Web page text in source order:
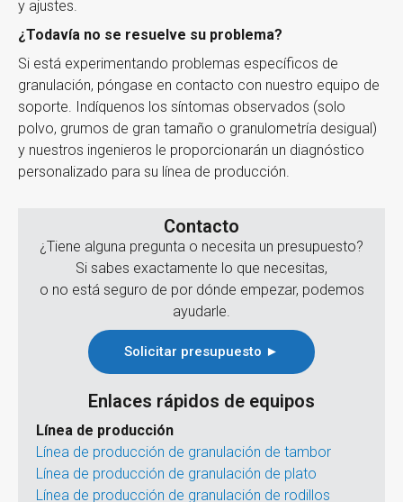
y ajustes.
¿Todavía no se resuelve su problema?
Si está experimentando problemas específicos de
granulación, póngase en contacto con nuestro equipo de
soporte. Indíquenos los síntomas observados (solo
polvo, grumos de gran tamaño o granulometría desigual)
y nuestros ingenieros le proporcionarán un diagnóstico
personalizado para su línea de producción.
Contacto
¿Tiene alguna pregunta o necesita un presupuesto?
Si sabes exactamente lo que necesitas,
o no está seguro de por dónde empezar, podemos
ayudarle.
Solicitar presupuesto ►
Enlaces rápidos de equipos
Línea de producción
Línea de producción de granulación de tambor
Línea de producción de granulación de plato
Línea de producción de granulación de rodillos